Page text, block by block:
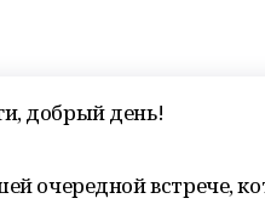
добрый день!
очередной встрече,